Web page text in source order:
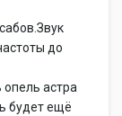
до
астра
будет ещё